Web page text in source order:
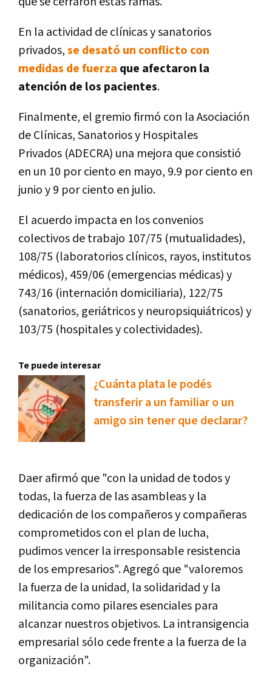
En la actividad de clínicas y sanatorios
privados,se desató un conflicto con
medidas de fuerza que afectaron la
atención de los pacientes.
Finalmente, el gremio firmó con la Asociación
de Clínicas, Sanatorios y Hospitales
Privados (ADECRA) una mejora que consistió
en un 10 por ciento en mayo, 9.9 por ciento en
junio y 9 por ciento en julio.
El acuerdo impacta en los convenios
colectivos de trabajo 107/75 (mutualidades),
108/75 (laboratorios clínicos, rayos, institutos
médicos), 459/06 (emergencias médicas) y
743/16 (internación domiciliaria), 122/75
(sanatorios, geriátricos y neuropsiquiátricos) y
103/75 (hospitales y colectividades).
Te puede interesar
¿Cuánta plata le podés
transferir a un familiar o un
amigo sin tener que declarar?
Daer afirmó que "con la unidad de todos y
todas, la fuerza de las asambleas y la
dedicación de los compañeros y compañeras
comprometidos con el plan de lucha,
pudimos vencer la irresponsable resistencia
de los empresarios". Agregó que "valoremos
la fuerza de la unidad, la solidaridad y la
militancia como pilares esenciales para
alcanzar nuestros objetivos. La intransigencia
empresarial sólo cede frente a la fuerza de la
organización".